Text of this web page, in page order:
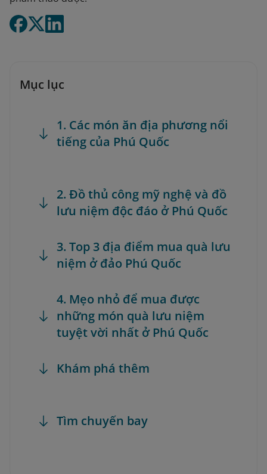
Mục lục
1. Các món ăn địa phương nổi
tiếng của Phú Quốc
2. Đồ thủ công mỹ nghệ và đồ
lưu niệm độc đáo ở Phú Quốc
3. Top 3 địa điểm mua quà lưu
niệm ở đảo Phú Quốc
4. Mẹo nhỏ để mua được
những món quà lưu niệm
tuyệt vời nhất ở Phú Quốc
Khám phá thêm
Tìm chuyến bay